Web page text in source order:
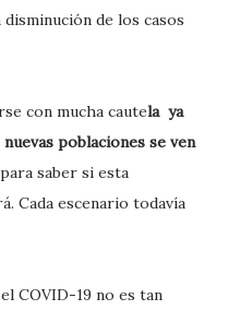
de los casos
con mucha cautela ya
poblaciones se ven
saber si esta
Cada escenario todavía
COVID-19 no es tan